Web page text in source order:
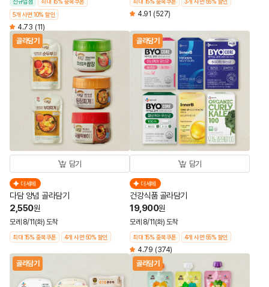
5개 사면 10% 할인
4.73 (11)
4.91 (527)
골라담기
담기
더세페
다담 양념 골라담기
2,550원
모레 8/11(화) 도착
최대 15% 중복쿠폰 4개 사면 50% 할인
골라담기
담기
더세페
건강식품 골라담기
19,900원
모레 8/11(화) 도착
최대 15% 중복쿠폰 4개 사면 55% 할인
4.79 (374)
골라담기
골라담기